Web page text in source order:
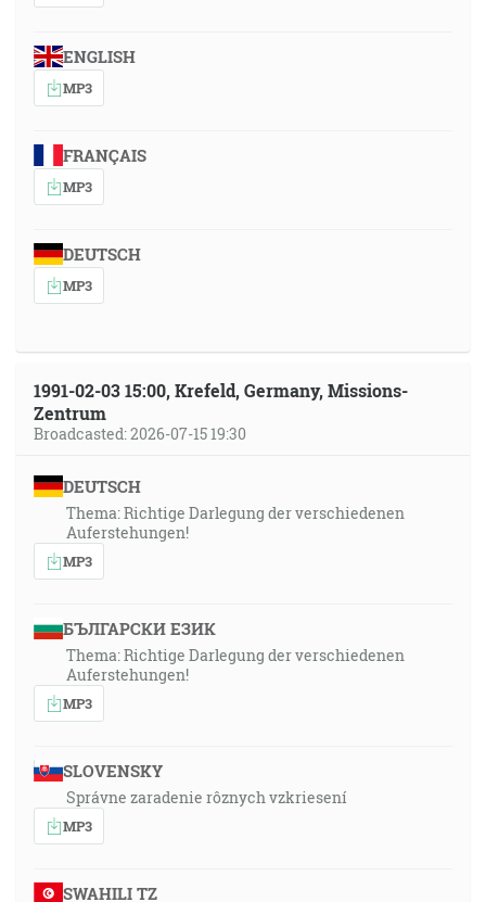
ENGLISH
MP3
FRANÇAIS
MP3
DEUTSCH
MP3
1991-02-03 15:00, Krefeld, Germany, Missions-
Zentrum
Broadcasted: 2026-07-15 19:30
DEUTSCH
Thema: Richtige Darlegung der verschiedenen
Auferstehungen!
MP3
БЪЛГАРСКИ ЕЗИК
Thema: Richtige Darlegung der verschiedenen
Auferstehungen!
MP3
SLOVENSKY
Správne zaradenie rôznych vzkriesení
MP3
SWAHILI TZ